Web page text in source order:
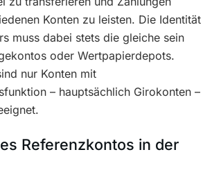
Konten zu leisten. Die Identität
muss dabei stets die gleiche sein
oder Wertpapierdepots.
nur Konten mit
– hauptsächlich Girokonten –
Referenzkontos in der